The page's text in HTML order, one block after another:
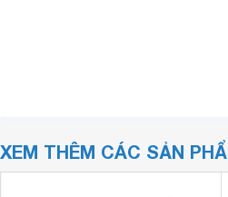
XEM THÊM CÁC SẢN